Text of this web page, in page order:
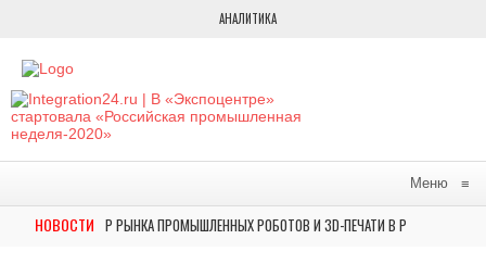
АНАЛИТИКА
Меню ≡
НОВОСТИ
ОБЗОР РЫНКА ПРОМЫШЛЕННЫХ РОБОТОВ И 3D-ПЕЧАТИ В РОССИИ